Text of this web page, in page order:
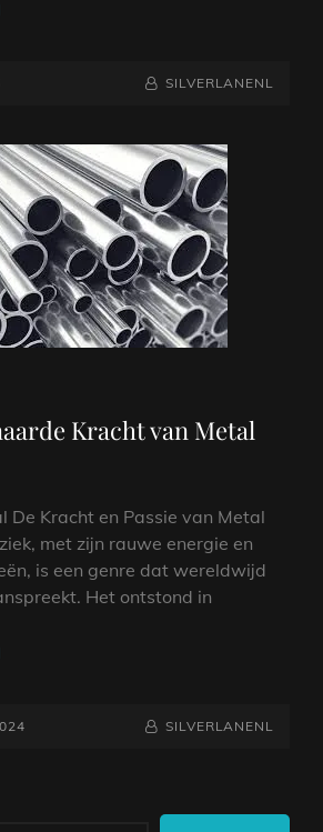
EEN
GITAAR
OPHANGBEUGEL
NAAMREGEL
BYLINE
SILVERLANENL
Kracht van Metal
De Kracht en Passie van Metal
met zijn rauwe energie en
is een genre dat wereldwijd
Het ontstond in
VAN
NAAMREGEL
BYLINE
SILVERLANENL